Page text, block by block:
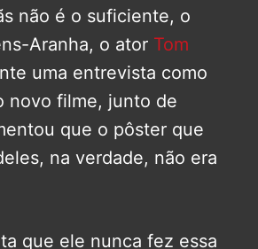
não é o suficiente, o
Aranha, o ator Tom
uma entrevista como
novo filme, junto de
que o pôster que
na verdade, não era
que ele nunca fez essa